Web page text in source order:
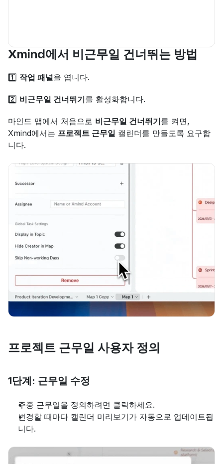
Xmind에서 비근무일 건너뛰는 방법
1️⃣ 작업 패널을 엽니다.
2️⃣ 비근무일 건너뛰기를 활성화합니다.
마인드 맵에서 처음으로 비근무일 건너뛰기를 켜면,
Xmind에서는 프로젝트 근무일 캘린더를 만들도록 요구합
니다.
프로젝트 근무일 사용자 정의
1단계: 근무일 수정
주중 근무일을 정의하려면 클릭하세요.
변경할 때마다 캘린더 미리보기가 자동으로 업데이트됩
니다.